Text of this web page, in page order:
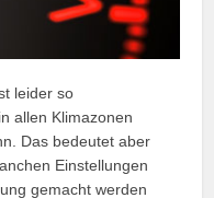
leider so
allen Klimazonen
Das bedeutet aber
Einstellungen
gemacht werden